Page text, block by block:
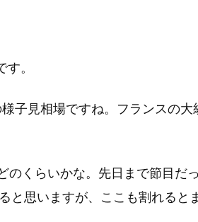
。
子見相場ですね。フランスの大
のくらいかな。先日まで節目だ
と思いますが、ここも割れると